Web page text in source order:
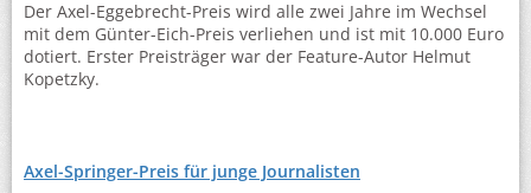
Der Axel-Eggebrecht-Preis wird alle zwei Jahre im Wechsel
mit dem Günter-Eich-Preis verliehen und ist mit 10.000 Euro
dotiert. Erster Preisträger war der Feature-Autor Helmut
Kopetzky.
Axel-Springer-Preis für junge Journalisten